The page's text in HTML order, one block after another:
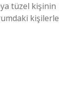
tüzel kişinin
kişilerle